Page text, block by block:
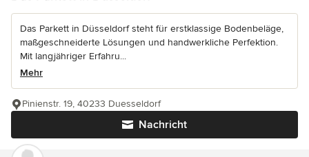
Das Parkett in Düsseldorf steht für erstklassige Bodenbeläge,
maßgeschneiderte Lösungen und handwerkliche Perfektion.
Mit langjähriger Erfahru...
Mehr
Nachricht
Pinienstr. 19, 40233 Duesseldorf